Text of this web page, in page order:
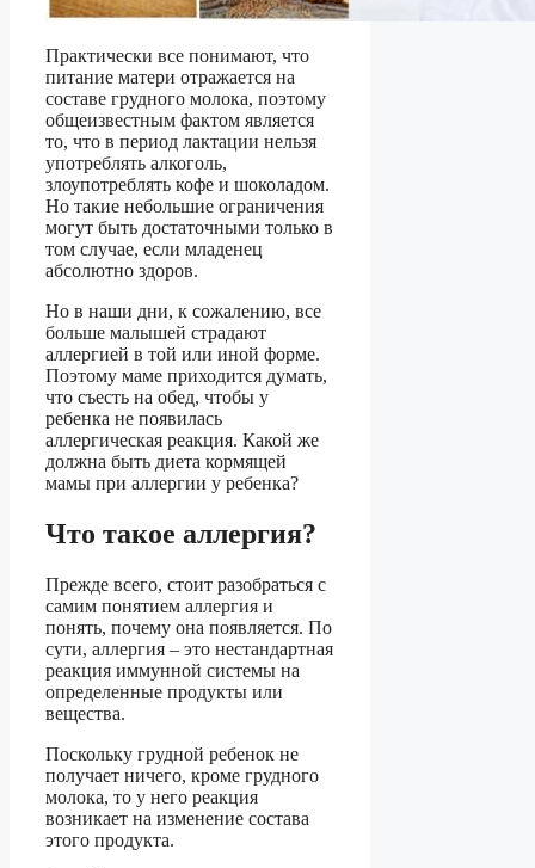
Практически все понимают, что
питание матери отражается на
составе грудного молока, поэтому
общеизвестным фактом является
то, что в период лактации нельзя
употреблять алкоголь,
злоупотреблять кофе и шоколадом.
Но такие небольшие ограничения
могут быть достаточными только в
том случае, если младенец
абсолютно здоров.
Но в наши дни, к сожалению, все
больше малышей страдают
аллергией в той или иной форме.
Поэтому маме приходится думать,
что съесть на обед, чтобы у
ребенка не появилась
аллергическая реакция. Какой же
должна быть диета кормящей
мамы при аллергии у ребенка?
Что такое аллергия?
Прежде всего, стоит разобраться с
самим понятием аллергия и
понять, почему она появляется. По
сути, аллергия – это нестандартная
реакция иммунной системы на
определенные продукты или
вещества.
Поскольку грудной ребенок не
получает ничего, кроме грудного
молока, то у него реакция
возникает на изменение состава
этого продукта.